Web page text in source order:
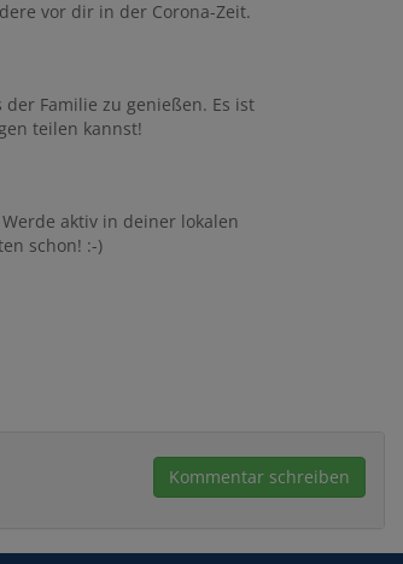
vor dir in der Corona-Zeit.
Familie zu genießen. Es ist
teilen kannst!
aktiv in deiner lokalen
schon! :-)
Kommentar schreiben